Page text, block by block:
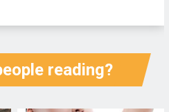
reading?